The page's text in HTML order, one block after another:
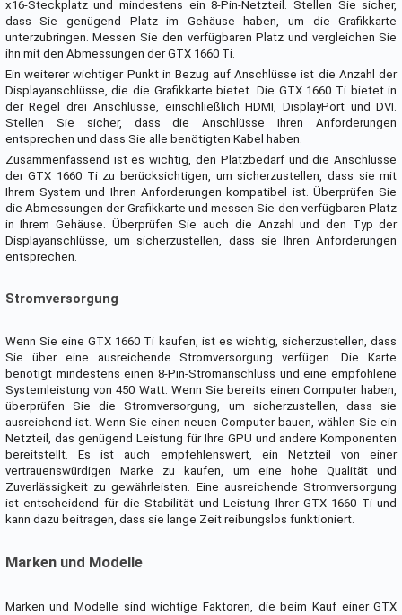
x16-Steckplatz und mindestens ein 8-Pin-Netzteil. Stellen Sie sicher,
dass Sie genügend Platz im Gehäuse haben, um die Grafikkarte
unterzubringen. Messen Sie den verfügbaren Platz und vergleichen Sie
ihn mit den Abmessungen der GTX 1660 Ti.
Ein weiterer wichtiger Punkt in Bezug auf Anschlüsse ist die Anzahl der
Displayanschlüsse, die die Grafikkarte bietet. Die GTX 1660 Ti bietet in
der Regel drei Anschlüsse, einschließlich HDMI, DisplayPort und DVI.
Stellen Sie sicher, dass die Anschlüsse Ihren Anforderungen
entsprechen und dass Sie alle benötigten Kabel haben.
Zusammenfassend ist es wichtig, den Platzbedarf und die Anschlüsse
der GTX 1660 Ti zu berücksichtigen, um sicherzustellen, dass sie mit
Ihrem System und Ihren Anforderungen kompatibel ist. Überprüfen Sie
die Abmessungen der Grafikkarte und messen Sie den verfügbaren Platz
in Ihrem Gehäuse. Überprüfen Sie auch die Anzahl und den Typ der
Displayanschlüsse, um sicherzustellen, dass sie Ihren Anforderungen
entsprechen.
Stromversorgung
Wenn Sie eine GTX 1660 Ti kaufen, ist es wichtig, sicherzustellen, dass
Sie über eine ausreichende Stromversorgung verfügen. Die Karte
benötigt mindestens einen 8-Pin-Stromanschluss und eine empfohlene
Systemleistung von 450 Watt. Wenn Sie bereits einen Computer haben,
überprüfen Sie die Stromversorgung, um sicherzustellen, dass sie
ausreichend ist. Wenn Sie einen neuen Computer bauen, wählen Sie ein
Netzteil, das genügend Leistung für Ihre GPU und andere Komponenten
bereitstellt. Es ist auch empfehlenswert, ein Netzteil von einer
vertrauenswürdigen Marke zu kaufen, um eine hohe Qualität und
Zuverlässigkeit zu gewährleisten. Eine ausreichende Stromversorgung
ist entscheidend für die Stabilität und Leistung Ihrer GTX 1660 Ti und
kann dazu beitragen, dass sie lange Zeit reibungslos funktioniert.
Marken und Modelle
Marken und Modelle sind wichtige Faktoren, die beim Kauf einer GTX